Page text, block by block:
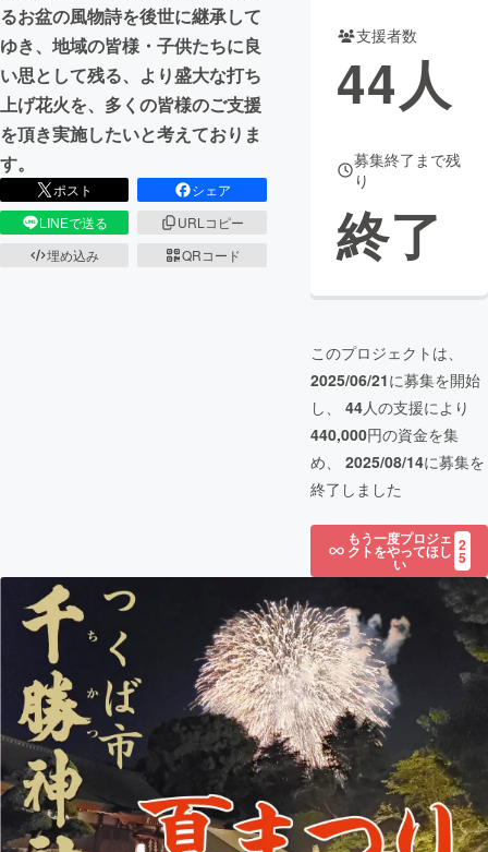
るお盆の風物詩を後世に継承して
ゆき、地域の皆様・子供たちに良
い思として残る、より盛大な打ち
上げ花火を、多くの皆様のご支援
を頂き実施したいと考えておりま
す。
ポスト
シェア
LINEで送る
URLコピー
埋め込み
QRコード
支援者数
44人
募集終了まで残
り
終了
このプロジェクトは、
2025/06/21に募集を開始
し、 44人の支援により
440,000円の資金を集
め、 2025/08/14に募集を
終了しました
もう一度プロジェ
クトをやってほし
い
2
5